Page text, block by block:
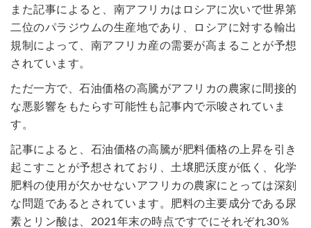
また記事によると、南アフリカはロシアに次いで世界第
二位のパラジウムの生産地であり、ロシアに対する輸出
規制によって、南アフリカ産の需要が高まることが予想
されています。
ただ一方で、石油価格の高騰がアフリカの農家に間接的
な悪影響をもたらす可能性も記事内で示唆されていま
す。
記事によると、石油価格の高騰が肥料価格の上昇を引き
起こすことが予想されており、土壌肥沃度が低く、化学
肥料の使用が欠かせないアフリカの農家にとっては深刻
な問題であるとされています。肥料の主要成分である尿
素とリン酸は、2021年末の時点ですでにそれぞれ30％